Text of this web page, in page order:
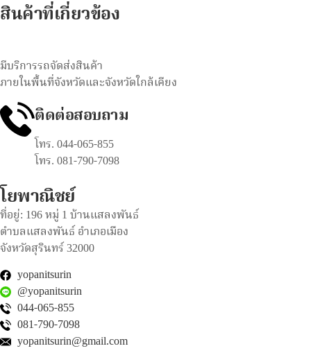
สินค้าที่เกี่ยวข้อง
มีบริการรถจัดส่งสินค้า
ภายในพื้นที่จังหวัดและจังหวัดใกล้เคียง
ติดต่อสอบถาม
โทร. 044-065-855
โทร. 081-790-7098
โยพาณิชย์
ที่อยู่: 196 หมู่ 1 บ้านแสลงพันธ์
ตำบลแสลงพันธ์ อำเภอเมือง
จังหวัดสุรินทร์ 32000
yopanitsurin
@yopanitsurin
044-065-855
081-790-7098
yopanitsurin@gmail.com